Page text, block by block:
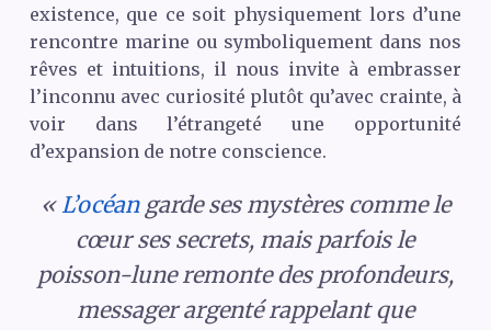
existence, que ce soit physiquement lors d’une
rencontre marine ou symboliquement dans nos
rêves et intuitions, il nous invite à embrasser
l’inconnu avec curiosité plutôt qu’avec crainte, à
voir dans l’étrangeté une opportunité
d’expansion de notre conscience.
« L’océangarde ses mystères comme le
cœur ses secrets, mais parfois le
poisson-lune remonte des profondeurs,
messager argenté rappelant que